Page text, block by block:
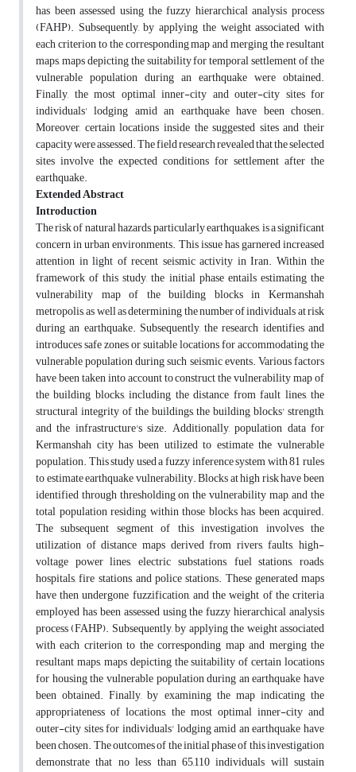
has been assessed using the fuzzy hierarchical analysis process
(FAHP). Subsequently, by applying the weight associated with
each criterion to the corresponding map and merging the resultant
maps, maps depicting the suitability for temporal settlement of the
vulnerable population during an earthquake were obtained.
Finally, the most optimal inner-city and outer-city sites for
individuals' lodging amid an earthquake have been chosen.
Moreover, certain locations inside the suggested sites and their
capacity were assessed. The field research revealed that the selected
sites involve the expected conditions for settlement after the
earthquake.
Extended Abstract
Introduction
The risk of natural hazards, particularly earthquakes, is a significant
concern in urban environments. This issue has garnered increased
attention in light of recent seismic activity in Iran. Within the
framework of this study, the initial phase entails estimating the
vulnerability map of the building blocks in Kermanshah
metropolis, as well as determining the number of individuals at risk
during an earthquake. Subsequently, the research identifies and
introduces safe zones or suitable locations for accommodating the
vulnerable population during such seismic events. Various factors
have been taken into account to construct the vulnerability map of
the building blocks, including the distance from fault lines, the
structural integrity of the buildings, the building blocks' strength,
and the infrastructure's size. Additionally, population data for
Kermanshah city has been utilized to estimate the vulnerable
population. This study used a fuzzy inference system with 81 rules
to estimate earthquake vulnerability. Blocks at high risk have been
identified through thresholding on the vulnerability map, and the
total population residing within those blocks has been acquired.
The subsequent segment of this investigation involves the
utilization of distance maps derived from rivers, faults, high-
voltage power lines, electric substations, fuel stations, roads,
hospitals, fire stations, and police stations. These generated maps
have then undergone fuzzification, and the weight of the criteria
employed has been assessed using the fuzzy hierarchical analysis
process (FAHP). Subsequently, by applying the weight associated
with each criterion to the corresponding map and merging the
resultant maps, maps depicting the suitability of certain locations
for housing the vulnerable population during an earthquake have
been obtained. Finally, by examining the map indicating the
appropriateness of locations, the most optimal inner-city and
outer-city sites for individuals' lodging amid an earthquake have
been chosen. The outcomes of the initial phase of this investigation
demonstrate that no less than 65,110 individuals will sustain